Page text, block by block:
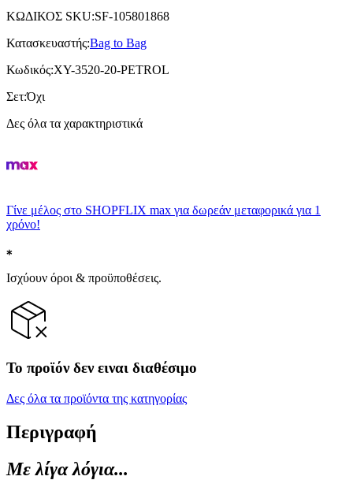
ΚΩΔΙΚΟΣ SKU:SF-105801868
Κατασκευαστής:Bag to Bag
Κωδικός:XY-3520-20-PETROL
Σετ:Όχι
Δες όλα τα χαρακτηριστικά
Γίνε μέλος στο SHOPFLIX max για δωρεάν μεταφορικά για 1
χρόνο!
Ισχύουν όροι & προϋποθέσεις.
Το προϊόν δεν ειναι διαθέσιμο
Δες όλα τα προϊόντα της κατηγορίας
Περιγραφή
Με λίγα λόγια...